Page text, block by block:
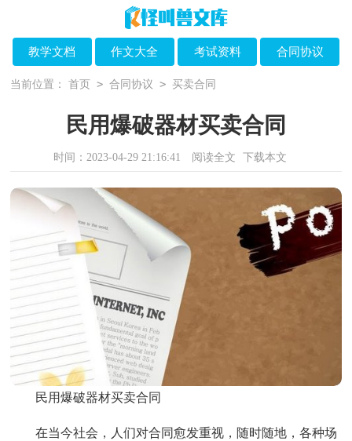
教学文档 作文大全 考试资料 合同协议
当前位置： 首页 > 合同协议 > 买卖合同
民用爆破器材买卖合同
时间：2023-04-29 21:16:41 阅读全文 下载本文
民用爆破器材买卖合同
在当今社会，人们对合同愈发重视，随时随地，各种场